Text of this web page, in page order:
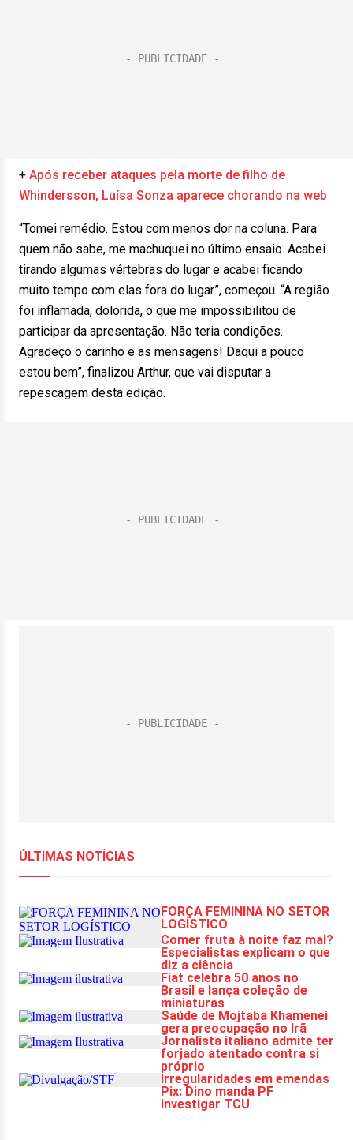
+ Após receber ataques pela morte de filho de
Whindersson, Luísa Sonza aparece chorando na web
“Tomei remédio. Estou com menos dor na coluna. Para
quem não sabe, me machuquei no último ensaio. Acabei
tirando algumas vértebras do lugar e acabei ficando
muito tempo com elas fora do lugar”, começou. “A região
foi inflamada, dolorida, o que me impossibilitou de
participar da apresentação. Não teria condições.
Agradeço o carinho e as mensagens! Daqui a pouco
estou bem”, finalizou Arthur, que vai disputar a
repescagem desta edição.